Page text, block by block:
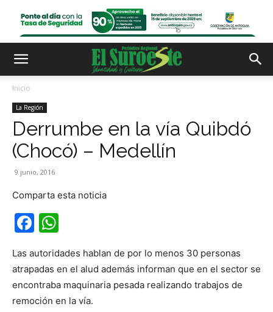
Inicio
La Región
Derrumbe en la vía Quibdó
(Chocó) – Medellín
9 junio, 2016
Comparta esta noticia
Facebook
Las autoridades hablan de por lo menos 30 personas
atrapadas en el alud además informan que en el sector se
encontraba maquinaria pesada realizando trabajos de
remoción en la vía.